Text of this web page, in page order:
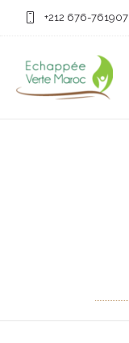
+212 676-761907